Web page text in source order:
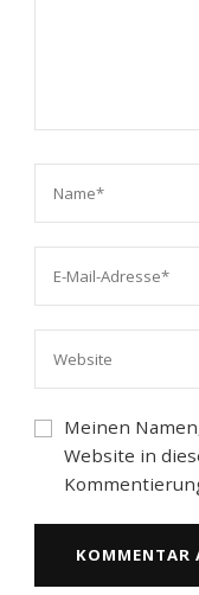
Meinen
Website in